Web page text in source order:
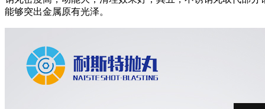
能够突出金属原有光泽。